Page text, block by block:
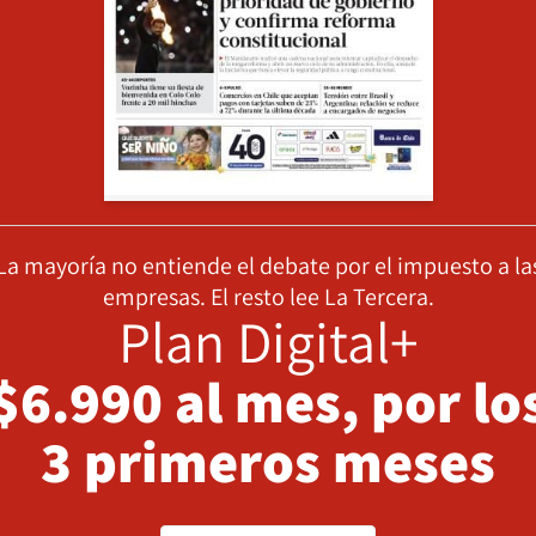
mayoría no entiende el debate por el impuesto a
empresas. El resto lee La Tercera.
Plan Digital+
al mes, por
3 primeros meses